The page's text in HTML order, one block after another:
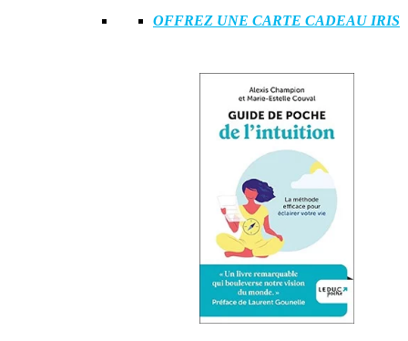
OFFREZ UNE CARTE CADEAU IRIS